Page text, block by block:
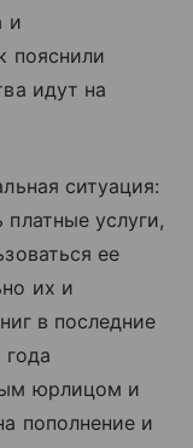
и
пояснили
идут на
ситуация:
услуги,
ее
их и
в последние
юрлицом и
пополнение и